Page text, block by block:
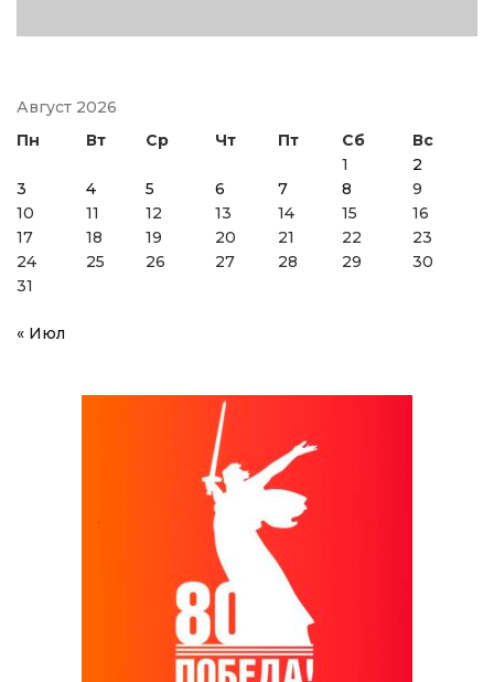
Август 2026
Пн
Вт Ср Чт Пт Сб
Вс
1
2
3
4 5 6 7 8
9
10
11 12 13 14 15
16
17
18 19 20 21 22
23
24
25 26 27 28 29
30
31
« Июл